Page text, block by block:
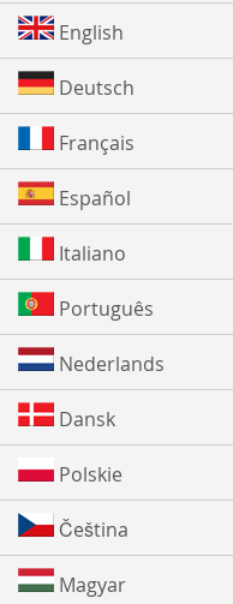
English
Deutsch
Français
Español
Italiano
Português
Nederlands
Dansk
Polskie
Čeština
Magyar